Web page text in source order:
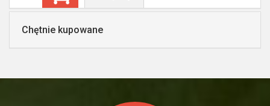
Chętnie kupowane